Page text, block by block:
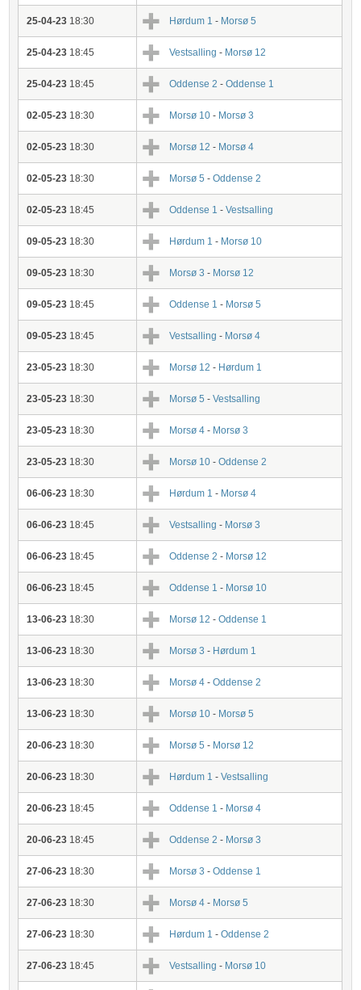
25-04-23 18:30 Hørdum 1- Morsø 5
25-04-23 18:45 Vestsalling - Morsø 12
25-04-23 18:45 Oddense 2-Oddense 1
02-05-23 18:30 Morsø 10- Morsø 3
02-05-23 18:30 Morsø 12- Morsø 4
02-05-23 18:30 Morsø 5-Oddense 2
02-05-23 18:45 Oddense 1-Vestsalling
09-05-23 18:30 Hørdum 1- Morsø 10
09-05-23 18:30 Morsø 3- Morsø 12
09-05-23 18:45 Oddense 1- Morsø 5
09-05-23 18:45 Vestsalling - Morsø 4
23-05-23 18:30 Morsø 12- Hørdum 1
23-05-23 18:30 Morsø 5-Vestsalling
23-05-23 18:30 Morsø 4- Morsø 3
23-05-23 18:30 Morsø 10-Oddense 2
06-06-23 18:30 Hørdum 1- Morsø 4
06-06-23 18:45 Vestsalling - Morsø 3
06-06-23 18:45 Oddense 2- Morsø 12
06-06-23 18:45 Oddense 1- Morsø 10
13-06-23 18:30 Morsø 12-Oddense 1
13-06-23 18:30 Morsø 3- Hørdum 1
13-06-23 18:30 Morsø 4-Oddense 2
13-06-23 18:30 Morsø 10- Morsø 5
20-06-23 18:30 Morsø 5- Morsø 12
20-06-23 18:30 Hørdum 1-Vestsalling
20-06-23 18:45 Oddense 1- Morsø 4
20-06-23 18:45 Oddense 2- Morsø 3
27-06-23 18:30 Morsø 3-Oddense 1
27-06-23 18:30 Morsø 4- Morsø 5
27-06-23 18:30 Hørdum 1-Oddense 2
27-06-23 18:45 Vestsalling - Morsø 10